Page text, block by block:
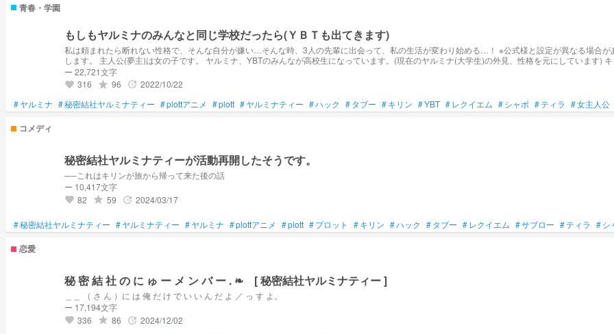
青春・学園
もしもヤルミナのみんなと同じ学校だったら(ＹＢＴも出てきます)
私は頼まれたら断れない性格で、そんな自分が嫌い…そんな時、3人の先輩に出会って、私の生活が変わり始める…！ ※公式様と設定が異なる場合があります。 ヤルミナの3人は1話から出てきますが、YBTの3人はかなり後に登場
します。 主人公(夢主)は女の子です。 ヤルミナ、YBTのみんなが高校生になっています。(現在のヤルミナ(大学生)の外見、性格を元にしています)
ー 22,721文字
favorite 316 grade 96 update 2022/10/22
#ヤルミナ #秘密結社ヤルミナティー #plottアニメ #plott #ヤルミナティー #ハック #タブー #キリン #YBT #レクイエム #シャボ #ティラ #女主人公
コメディ
秘密結社ヤルミナティーが活動再開したそうです。
──これはキリンが旅から帰って来た後の話
ー 10,417文字
favorite 82 grade 59 update 2024/03/17
#秘密結社ヤルミナティー #ヤルミナティー #ヤルミナ #plottアニメ #plott #プロット #キリン #ハック #タブー #レクイエム #サブロー #ティラ #シ
恋愛
秘 密 結 社 の に ゅ ー メ ン バ ー . ❧ [ 秘密結社ヤルミナティー ]
＿＿ （ さ ん ）に は 俺 だ け で い い ん だ よ ／ っ す よ。
ー 17,194文字
favorite 336 grade 86 update 2024/12/02